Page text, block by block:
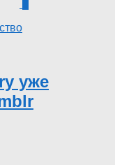
уже